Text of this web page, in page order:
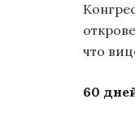
что
60